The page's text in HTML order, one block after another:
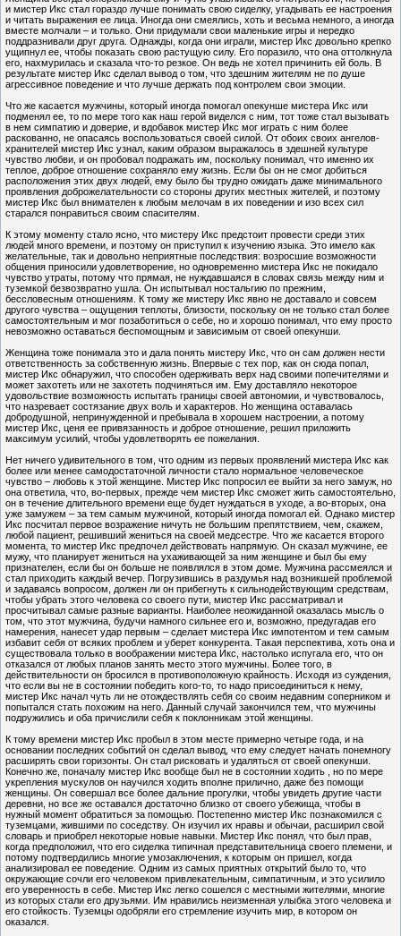
и мистер Икс стал гораздо лучше понимать свою сиделку, угадывать ее настроения
и читать выражения ее лица. Иногда они смеялись, хоть и весьма немного, а иногда
вместе молчали – и только. Они придумали свои маленькие игры и нередко
поддразнивали друг друга. Однажды, когда они играли, мистер Икс довольно крепко
ущипнул ее, чтобы показать свою растущую силу. Его поразило, что она оттолкнула
его, нахмурилась и сказала что-то резкое. Он ведь не хотел причинить ей боль. В
результате мистер Икс сделал вывод о том, что здешним жителям не по душе
агрессивное поведение и что лучше держать под контролем свои эмоции.
Что же касается мужчины, который иногда помогал опекунше мистера Икс или
подменял ее, то по мере того как наш герой виделся с ним, тот тоже стал вызывать
в нем симпатию и доверие, и вдобавок мистер Икс мог играть с ним более
раскованно, не опасаясь воспользоваться своей силой. От обоих своих ангелов-
хранителей мистер Икс узнал, каким образом выражалось в здешней культуре
чувство любви, и он пробовал подражать им, поскольку понимал, что именно их
теплое, доброе отношение сохраняло ему жизнь. Если бы он не смог добиться
расположения этих двух людей, ему было бы трудно ожидать даже минимального
проявления доброжелательности со стороны других местных жителей, и поэтому
мистер Икс был внимателен к любым мелочам в их поведении и изо всех сил
старался понравиться своим спасителям.
К этому моменту стало ясно, что мистеру Икс предстоит провести среди этих
людей много времени, и поэтому он приступил к изучению языка. Это имело как
желательные, так и довольно неприятные последствия: возросшие возможности
общения приносили удовлетворение, но одновременно мистера Икс не покидало
чувство утраты, потому что прямая, не нуждавшаяся в словах связь между ним и
туземкой безвозвратно ушла. Он испытывал ностальгию по прежним,
бессловесным отношениям. К тому же мистеру Икс явно не доставало и совсем
другого чувства – ощущения теплоты, близости, поскольку он не только стал более
самостоятельным и мог позаботиться о себе, но и хорошо понимал, что ему просто
невозможно оставаться беспомощным и зависимым от своей опекунши.
Женщина тоже понимала это и дала понять мистеру Икс, что он сам должен нести
ответственность за собственную жизнь. Впервые с тех пор, как он сюда попал,
мистер Икс обнаружил, что способен одерживать верх над своими попечителями и
может захотеть или не захотеть подчиняться им. Ему доставляло некоторое
удовольствие возможность испытать границы своей автономии, и чувствовалось,
что назревает состязание двух воль и характеров. Но женщина оставалась
добродушной, непринужденной и пребывала в хорошем настроении, а потому
мистер Икс, ценя ее привязанность и доброе отношение, решил приложить
максимум усилий, чтобы удовлетворять ее пожелания.
Нет ничего удивительного в том, что одним из первых проявлений мистера Икс как
более или менее самодостаточной личности стало нормальное человеческое
чувство – любовь к этой женщине. Мистер Икс попросил ее выйти за него замуж, но
она ответила, что, во-первых, прежде чем мистер Икс сможет жить самостоятельно,
он в течение длительного времени еще будет нуждаться в уходе, а во-вторых, она
уже замужем – за тем самым мужчиной, который иногда помогал ей. Однако мистер
Икс посчитал первое возражение ничуть не большим препятствием, чем, скажем,
любой пациент, решивший жениться на своей медсестре. Что же касается второго
момента, то мистер Икс предпочел действовать напрямую. Он сказал мужчине, ее
мужу, что планирует жениться на ухаживающей за ним женщине и был бы ему
признателен, если бы он больше не появлялся в этом доме. Мужчина рассмеялся и
стал приходить каждый вечер. Погрузившись в раздумья над возникшей проблемой
и задаваясь вопросом, должен ли он прибегнуть к сильнодействующим средствам,
чтобы убрать этого человека со своего пути, мистер Икс рассматривал и
просчитывал самые разные варианты. Наиболее неожиданной оказалась мысль о
том, что этот мужчина, будучи намного сильнее его и, возможно, предугадав его
намерения, нанесет удар первым – сделает мистера Икс импотентом и тем самым
избавит себя от всяких проблем и уберет конкурента. Такая перспектива, хоть она и
существовала только в воображении мистера Икс, настолько испугала его, что он
отказался от любых планов занять место этого мужчины. Более того, в
действительности он бросился в противоположную крайность. Исходя из суждения,
что если вы не в состоянии победить кого-то, то надо присоединиться к нему,
мистер Икс начал чуть ли не отождествлять себя со своим недавним соперником и
попытался стать похожим на него. Данный случай закончился тем, что мужчины
подружились и оба причислили себя к поклонникам этой женщины.
К тому времени мистер Икс пробыл в этом месте примерно четыре года, и на
основании последних событий он сделал вывод, что ему следует начать понемногу
расширять свои горизонты. Он стал рисковать и удаляться от своей опекунши.
Конечно же, поначалу мистер Икс вообще был не в состоянии ходить , но по мере
укрепления мускулов он научился ходить вполне прилично, даже без помощи
женщины. Он совершал все более дальние прогулки, чтобы увидеть другие части
деревни, но все же оставался достаточно близко от своего убежища, чтобы в
нужный момент обратиться за помощью. Постепенно мистер Икс познакомился с
туземцами, жившими по соседству. Он изучил их нравы и обычаи, расширил свой
словарь и приобрел некоторые новые навыки. Мистер Икс понял, что был прав,
когда предположил, что его сиделка типичная представительница своего племени, и
потому подтвердились многие умозаключения, к которым он пришел, когда
анализировал ее поведение. Одним из самых приятных открытий было то, что
окружающие сочли его человеком привлекательным, симпатичным, и это усилило
его уверенность в себе. Мистер Икс легко сошелся с местными жителями, многие
из которых стали его друзьями. Им нравились неизменная улыбка этого человека и
его стойкость. Туземцы одобряли его стремление изучить мир, в котором он
оказался.